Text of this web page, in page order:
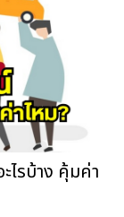
ไรบ้าง คุ้มค่า